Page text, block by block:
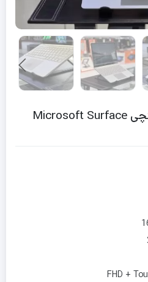
لپ تاپ استوک 12 اینچی Microsoft Surface